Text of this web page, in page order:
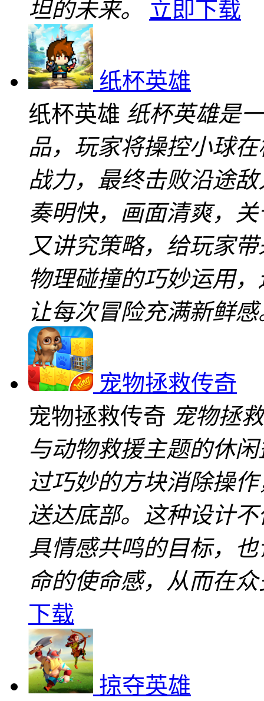
坦的未来。 立即下载
纸杯英雄
纸杯英雄 纸杯英雄是
品，玩家将操控小球
战力，最终击败沿途
奏明快，画面清爽，
又讲究策略，给玩家
物理碰撞的巧妙运用
让每次冒险充满新鲜感
宠物拯救传奇
宠物拯救传奇 宠物拯
与动物救援主题的休
过巧妙的方块消除操
送达底部。这种设计
具情感共鸣的目标，
命的使命感，从而在
下载
掠夺英雄